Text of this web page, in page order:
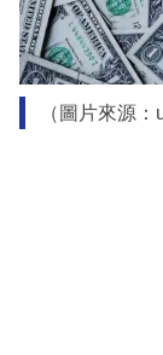
（圖片來源